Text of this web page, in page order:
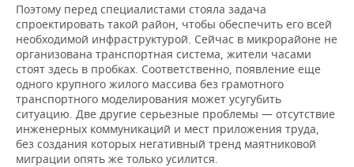
Поэтому перед специалистами стояла задача
спроектировать такой район, чтобы обеспечить его всей
необходимой инфраструктурой. Сейчас в микрорайоне не
организована транспортная система, жители часами
стоят здесь в пробках. Соответственно, появление еще
одного крупного жилого массива без грамотного
транспортного моделирования может усугубить
ситуацию. Две другие серьезные проблемы — отсутствие
инженерных коммуникаций и мест приложения труда,
без создания которых негативный тренд маятниковой
миграции опять же только усилится.